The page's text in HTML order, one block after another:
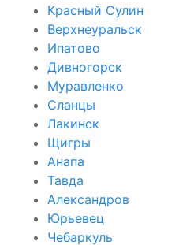
Красный Сулин
Верхнеуральск
Ипатово
Дивногорск
Муравленко
Сланцы
Лакинск
Щигры
Анапа
Тавда
Александров
Юрьевец
Чебаркуль